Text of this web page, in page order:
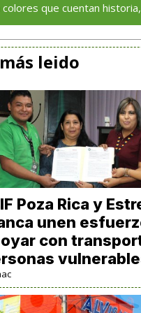
cuentan historia, el talento
leido
Poza Rica y
unen
con